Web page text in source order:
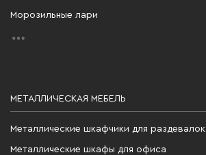
Морозильные лари
МЕТАЛЛИЧЕСКАЯ МЕБЕЛЬ
Металлические шкафчики для раздевалок
Металлические шкафы для офиса